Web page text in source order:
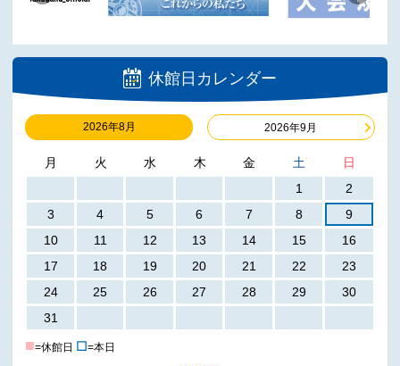
休館日カレンダー
2026年8月 2026年9月
月 火 水 木 金 土
日
1
2
3
4 5 6 7 8
9
10
11 12 13 14 15
16
17
18 19 20 21 22
23
24
25 26 27 28 29
30
31
■=休館日 ☐=本日